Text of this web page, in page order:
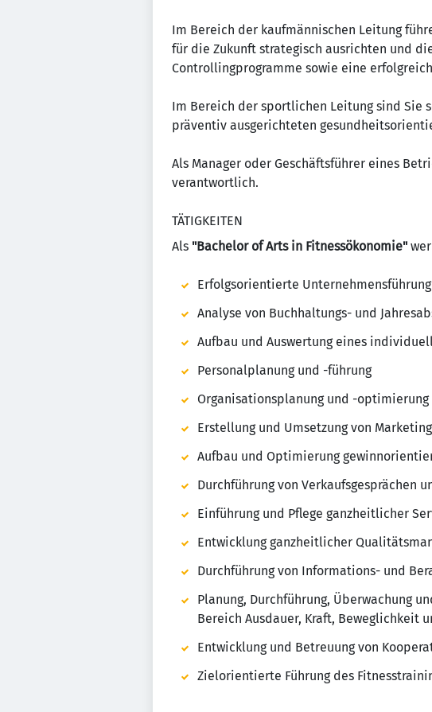
Im Bereich der kaufmännischen Leitung
für die Zukunft strategisch ausrichten und
Controllingprogramme sowie eine
Im Bereich der sportlichen Leitung sind Sie
präventiv ausgerichteten
Als Manager oder Geschäftsführer eines
verantwortlich.
TÄTIGKEITEN
Als "Bachelor of Arts in Fitnessökonomie"
Erfolgsorientierte
Analyse von Buchhaltungs- und
Aufbau und Auswertung eines
Personalplanung und -führung
Organisationsplanung und -optimierung
Erstellung und Umsetzung von
Aufbau und Optimierung
Durchführung von Verkaufsgesprächen
Einführung und Pflege ganzheitlicher
Entwicklung ganzheitlicher
Durchführung von Informations- und
Planung, Durchführung, Überwachung
Bereich Ausdauer, Kraft, Beweglichkeit
Entwicklung und Betreuung von
Zielorientierte Führung des